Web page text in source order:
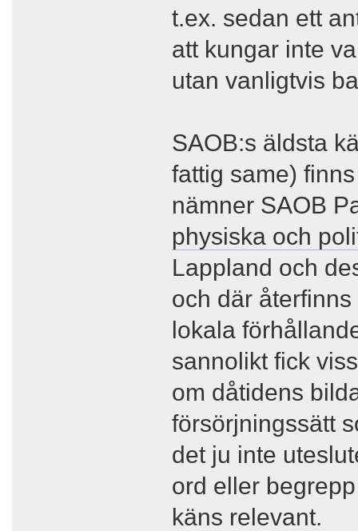
t.ex. sedan ett
att kungar inte
utan vanligtvis
SAOB:s äldsta
fattig same)
nämner SAOB
physiska och
Lappland och
och där
lokala
sannolikt fick
om dåtidens
försörjningssätt
det ju inte
ord eller
käns relevant.